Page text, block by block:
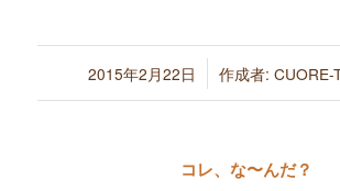
2015年2月22日
/ 作成者:CUORE-
コレ、な〜んだ？